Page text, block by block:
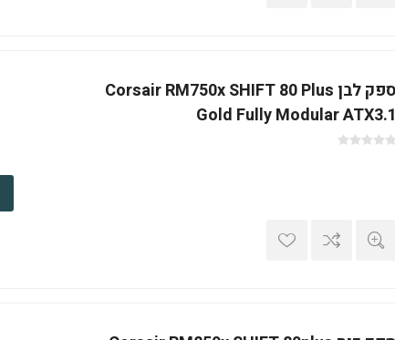
ספק לבן Corsair RM750x SHIFT 80 Plus
Gold Fully Modular ATX3.1